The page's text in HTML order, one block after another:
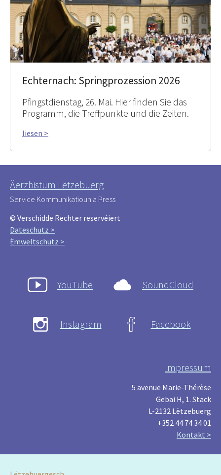
Echternach: Springprozession 2026
Pfingstdienstag, 26. Mai. Hier finden Sie das
Programm, die Treffpunkte und die Zeiten.
liesen >
Äerzbistum Lëtzebuerg
Service Kommunikatioun a Press
© Verschidde Rechter reservéiert
Dateschutz >
Ëmweltschutz >
YouTube SoundCloud
Instagram Facebook
Impressum
5 avenue Marie-Thérèse
Gebai H, 1. Stack
L-2132 Lëtzebuerg
+352 44 74 34 01
Kontakt >